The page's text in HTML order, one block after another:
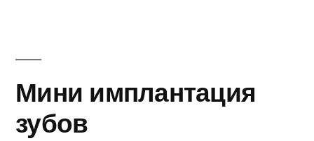
Мини имплантация
зубов